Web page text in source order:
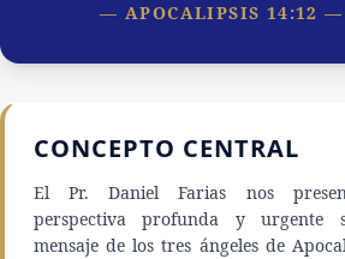
— APOCALIPSIS 14:12 —
CONCEPTO CENTRAL
El Pr. Daniel Farias nos
perspectiva profunda y urgente
mensaje de los tres ángeles de